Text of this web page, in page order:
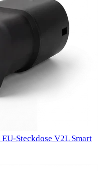
Steckdose V2L Smart